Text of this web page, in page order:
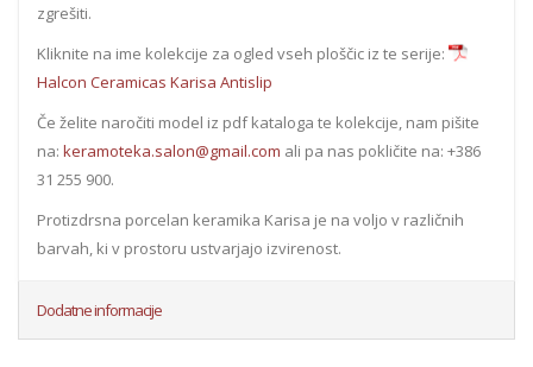
zgrešiti.
Kliknite na ime kolekcije za ogled vseh ploščic iz te serije:
Halcon Ceramicas Karisa Antislip
Če želite naročiti model iz pdf kataloga te kolekcije, nam pišite
na: keramoteka.salon@gmail.com ali pa nas pokličite na: +386
31 255 900.
Protizdrsna porcelan keramika Karisa je na voljo v različnih
barvah, ki v prostoru ustvarjajo izvirenost.
Dodatne informacije